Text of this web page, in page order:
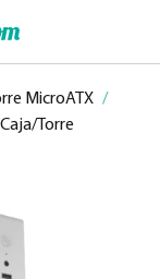
MicroATX /
Torre